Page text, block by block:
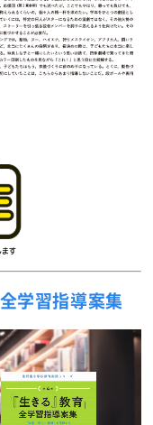
学習指導案集